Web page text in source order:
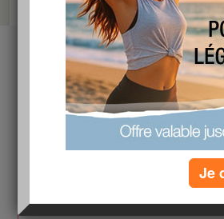
USBLC6 Series 2 Channel 5.25 V SMT Uni-
https://www.futureelectronics.com/p/
protection/usblc6-2p6-stmicroelectronics-
L’accès et l’utilisation du forum sont
Je